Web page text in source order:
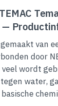
—
van
door
wordt
water,